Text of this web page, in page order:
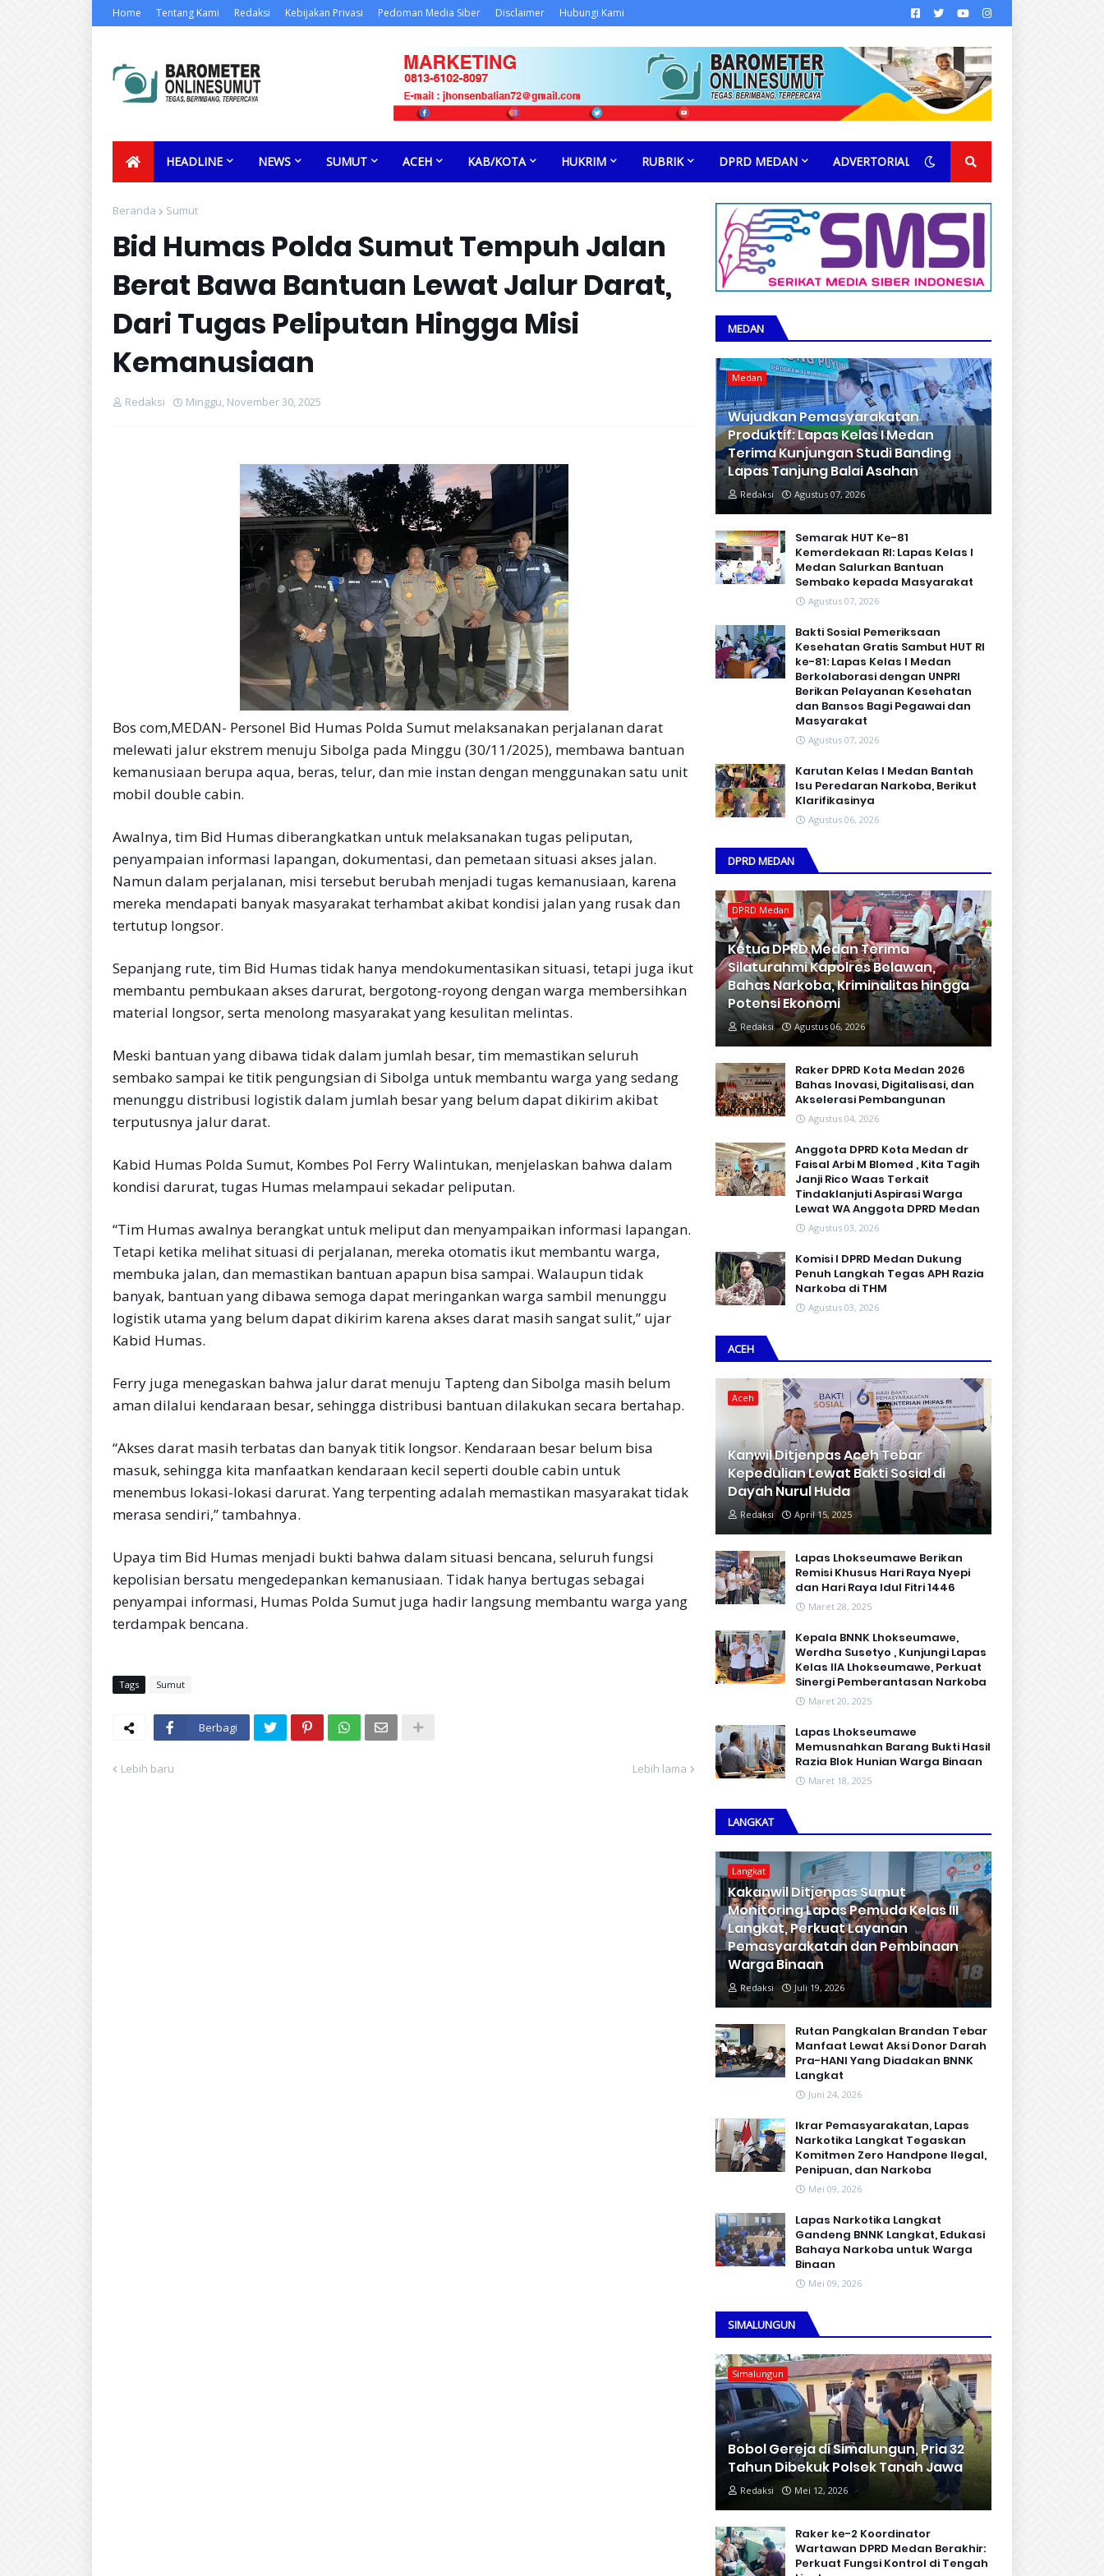
Home Tentang Kami Redaksi Kebijakan Privasi Pedoman Media Siber Disclaimer Hubungi Kami
HEADLINE NEWS SUMUT ACEH KAB/KOTA HUKRIM RUBRIK DPRD MEDAN ADVERTORIAL
Beranda Sumut
Bid Humas Polda Sumut Tempuh Jalan
Berat Bawa Bantuan Lewat Jalur Darat,
Dari Tugas Peliputan Hingga Misi
Kemanusiaan
Redaksi Minggu, November 30, 2025
Bos com,MEDAN- Personel Bid Humas Polda Sumut melaksanakan perjalanan darat
melewati jalur ekstrem menuju Sibolga pada Minggu (30/11/2025), membawa bantuan
kemanusiaan berupa aqua, beras, telur, dan mie instan dengan menggunakan satu unit
mobil double cabin.
Awalnya, tim Bid Humas diberangkatkan untuk melaksanakan tugas peliputan,
penyampaian informasi lapangan, dokumentasi, dan pemetaan situasi akses jalan.
Namun dalam perjalanan, misi tersebut berubah menjadi tugas kemanusiaan, karena
mereka mendapati banyak masyarakat terhambat akibat kondisi jalan yang rusak dan
tertutup longsor.
Sepanjang rute, tim Bid Humas tidak hanya mendokumentasikan situasi, tetapi juga ikut
membantu pembukaan akses darurat, bergotong-royong dengan warga membersihkan
material longsor, serta menolong masyarakat yang kesulitan melintas.
Meski bantuan yang dibawa tidak dalam jumlah besar, tim memastikan seluruh
sembako sampai ke titik pengungsian di Sibolga untuk membantu warga yang sedang
menunggu distribusi logistik dalam jumlah besar yang belum dapat dikirim akibat
terputusnya jalur darat.
Kabid Humas Polda Sumut, Kombes Pol Ferry Walintukan, menjelaskan bahwa dalam
kondisi darurat, tugas Humas melampaui sekadar peliputan.
“Tim Humas awalnya berangkat untuk meliput dan menyampaikan informasi lapangan.
Tetapi ketika melihat situasi di perjalanan, mereka otomatis ikut membantu warga,
membuka jalan, dan memastikan bantuan apapun bisa sampai. Walaupun tidak
banyak, bantuan yang dibawa semoga dapat meringankan warga sambil menunggu
logistik utama yang belum dapat dikirim karena akses darat masih sangat sulit,” ujar
Kabid Humas.
Ferry juga menegaskan bahwa jalur darat menuju Tapteng dan Sibolga masih belum
aman dilalui kendaraan besar, sehingga distribusi bantuan dilakukan secara bertahap.
“Akses darat masih terbatas dan banyak titik longsor. Kendaraan besar belum bisa
masuk, sehingga kita manfaatkan kendaraan kecil seperti double cabin untuk
menembus lokasi-lokasi darurat. Yang terpenting adalah memastikan masyarakat tidak
merasa sendiri,” tambahnya.
Upaya tim Bid Humas menjadi bukti bahwa dalam situasi bencana, seluruh fungsi
kepolisian bersatu mengedepankan kemanusiaan. Tidak hanya bertugas sebagai
penyampai informasi, Humas Polda Sumut juga hadir langsung membantu warga yang
terdampak bencana.
Tags Sumut
Berbagi
Lebih baru Lebih lama
MEDAN
Medan
Wujudkan Pemasyarakatan
Produktif: Lapas Kelas I Medan
Terima Kunjungan Studi Banding
Lapas Tanjung Balai Asahan
Redaksi Agustus 07, 2026
Semarak HUT Ke-81
Kemerdekaan RI: Lapas Kelas I
Medan Salurkan Bantuan
Sembako kepada Masyarakat
Agustus 07, 2026
Bakti Sosial Pemeriksaan
Kesehatan Gratis Sambut HUT RI
ke-81: Lapas Kelas I Medan
Berkolaborasi dengan UNPRI
Berikan Pelayanan Kesehatan
dan Bansos Bagi Pegawai dan
Masyarakat
Agustus 07, 2026
Karutan Kelas I Medan Bantah
Isu Peredaran Narkoba, Berikut
Klarifikasinya
Agustus 06, 2026
DPRD MEDAN
DPRD Medan
Ketua DPRD Medan Terima
Silaturahmi Kapolres Belawan,
Bahas Narkoba, Kriminalitas hingga
Potensi Ekonomi
Redaksi Agustus 06, 2026
Raker DPRD Kota Medan 2026
Bahas Inovasi, Digitalisasi, dan
Akselerasi Pembangunan
Agustus 04, 2026
Anggota DPRD Kota Medan dr
Faisal Arbi M Blomed , Kita Tagih
Janji Rico Waas Terkait
Tindaklanjuti Aspirasi Warga
Lewat WA Anggota DPRD Medan
Agustus 03, 2026
Komisi I DPRD Medan Dukung
Penuh Langkah Tegas APH Razia
Narkoba di THM
Agustus 03, 2026
ACEH
Aceh
Kanwil Ditjenpas Aceh Tebar
Kepedulian Lewat Bakti Sosial di
Dayah Nurul Huda
Redaksi April 15, 2025
Lapas Lhokseumawe Berikan
Remisi Khusus Hari Raya Nyepi
dan Hari Raya Idul Fitri 1446
Maret 28, 2025
Kepala BNNK Lhokseumawe,
Werdha Susetyo , Kunjungi Lapas
Kelas IIA Lhokseumawe, Perkuat
Sinergi Pemberantasan Narkoba
Maret 20, 2025
Lapas Lhokseumawe
Memusnahkan Barang Bukti Hasil
Razia Blok Hunian Warga Binaan
Maret 18, 2025
LANGKAT
Langkat
Kakanwil Ditjenpas Sumut
Monitoring Lapas Pemuda Kelas III
Langkat, Perkuat Layanan
Pemasyarakatan dan Pembinaan
Warga Binaan
Redaksi Juli 19, 2026
Rutan Pangkalan Brandan Tebar
Manfaat Lewat Aksi Donor Darah
Pra-HANI Yang Diadakan BNNK
Langkat
Juni 24, 2026
Ikrar Pemasyarakatan, Lapas
Narkotika Langkat Tegaskan
Komitmen Zero Handpone llegal,
Penipuan, dan Narkoba
Mei 09, 2026
Lapas Narkotika Langkat
Gandeng BNNK Langkat, Edukasi
Bahaya Narkoba untuk Warga
Binaan
Mei 09, 2026
SIMALUNGUN
Simalungun
Bobol Gereja di Simalungun, Pria 32
Tahun Dibekuk Polsek Tanah Jawa
Redaksi Mei 12, 2026
Raker ke-2 Koordinator
Wartawan DPRD Medan Berakhir:
Perkuat Fungsi Kontrol di Tengah